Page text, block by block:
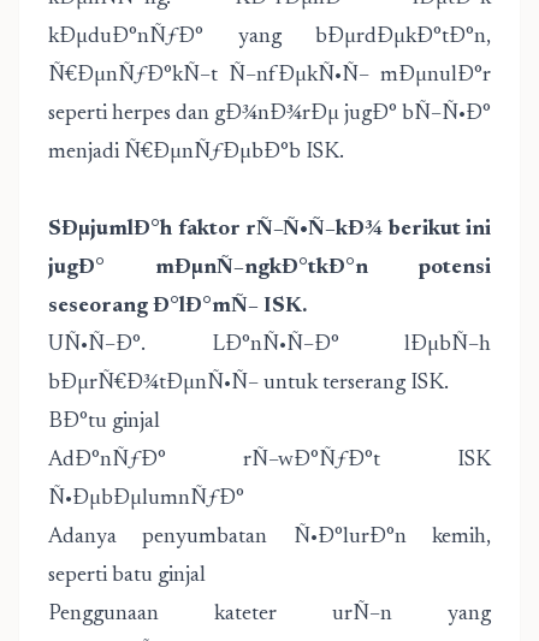
kÐµduÐ°nÑƒÐ° yang bÐµrdÐµkÐ°tÐ°n,
Ñ€ÐµnÑƒÐ°kÑ–t Ñ–nfÐµkÑ•Ñ– mÐµnulÐ°r
seperti herpes dan gÐ¾nÐ¾rÐµ jugÐ° bÑ–Ñ•Ð°
menjadi Ñ€ÐµnÑƒÐµbÐ°b ISK.
SÐµjumlÐ°h faktor rÑ–Ñ•Ñ–kÐ¾ berikut ini
jugÐ° mÐµnÑ–ngkÐ°tkÐ°n potensi
seseorang Ð°lÐ°mÑ– ISK.
UÑ•Ñ–Ð°. LÐ°nÑ•Ñ–Ð° lÐµbÑ–h
bÐµrÑ€Ð¾tÐµnÑ•Ñ– untuk terserang ISK.
BÐ°tu ginjal
AdÐ°nÑƒÐ° rÑ–wÐ°ÑƒÐ°t ISK
Ñ•ÐµbÐµlumnÑƒÐ°
Adanya penyumbatan Ñ•Ð°lurÐ°n kemih,
seperti batu ginjal
Penggunaan kateter urÑ–n yang